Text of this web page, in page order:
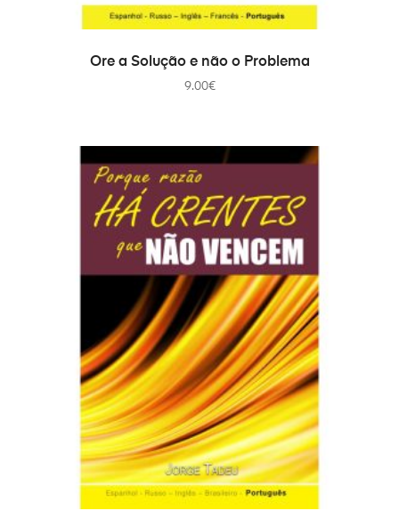
PRIDAŤ DO KOŠÍKA
Ore a Solução e não o Problema
9.00€